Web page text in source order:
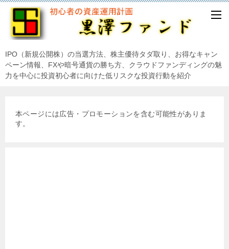
IPO（新規公開株）の当選方法、株主優待タダ取り、お得なキャン
ペーン情報、FXや暗号通貨の勝ち方、クラウドファンディングの魅
力を中心に投資初心者に向けた低リスクな投資行動を紹介
本ページには広告・プロモーションを含む可能性がありま
す。